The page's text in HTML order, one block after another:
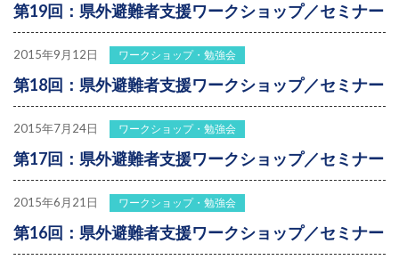
第19回：県外避難者支援ワークショップ／セミナー
2015年9月12日 ワークショップ・勉強会
第18回：県外避難者支援ワークショップ／セミナー
2015年7月24日 ワークショップ・勉強会
第17回：県外避難者支援ワークショップ／セミナー
2015年6月21日 ワークショップ・勉強会
第16回：県外避難者支援ワークショップ／セミナー